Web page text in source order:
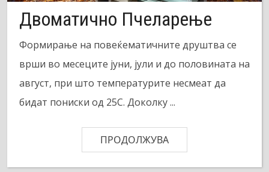
Двоматично Пчеларење
Формирање на повеќематичните друштва се
врши во месеците јуни, јули и до половината на
август, при што температурите несмеат да
бидат пониски од 25С. Доколку ...
ПРОДОЛЖУВА